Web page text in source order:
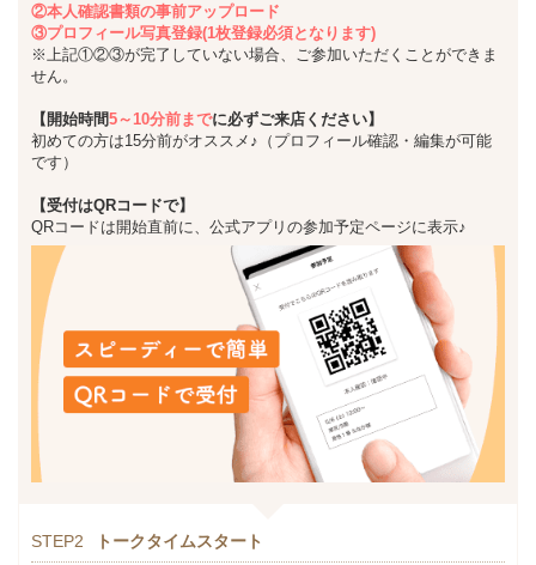
②本人確認書類の事前アップロード
③プロフィール写真登録(1枚登録必須となります)
※上記①②③が完了していない場合、ご参加いただくことができま
せん。
【開始時間5～10分前までに必ずご来店ください】
初めての方は15分前がオススメ♪（プロフィール確認・編集が可能
です）
【受付はQRコードで】
QRコードは開始直前に、公式アプリの参加予定ページに表示♪
STEP2 トークタイムスタート